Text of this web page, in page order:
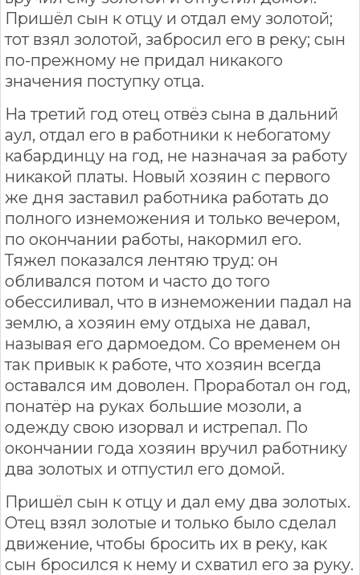
Пришёл сын к отцу и отдал ему золотой;
тот взял золотой, забросил его в реку; сын
по-прежному не придал никакого
значения поступку отца.
На третий год отец отвёз сына в дальний
аул, отдал его в работники к небогатому
кабардинцу на год, не назначая за работу
никакой платы. Новый хозяин с первого
же дня заставил работника работать до
полного изнеможения и только вечером,
по окончании работы, накормил его.
Тяжел показался лентяю труд: он
обливался потом и часто до того
обессиливал, что в изнеможении падал на
землю, а хозяин ему отдыха не давал,
называя его дармоедом. Со временем он
так привык к работе, что хозяин всегда
оставался им доволен. Проработал он год,
понатёр на руках большие мозоли, а
одежду свою изорвал и истрепал. По
окончании года хозяин вручил работнику
два золотых и отпустил его домой.
Пришёл сын к отцу и дал ему два золотых.
Отец взял золотые и только было сделал
движение, чтобы бросить их в реку, как
сын бросился к нему и схватил его за руку.